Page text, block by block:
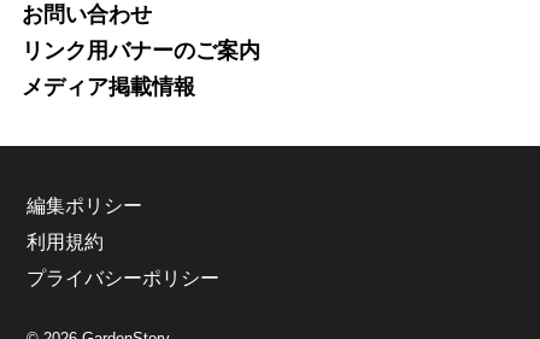
お問い合わせ
リンク用バナーのご案内
メディア掲載情報
編集ポリシー
利用規約
プライバシーポリシー